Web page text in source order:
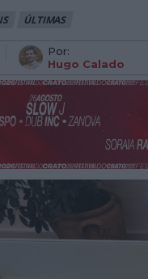
ÚLTIMAS
Por:
Hugo Calado